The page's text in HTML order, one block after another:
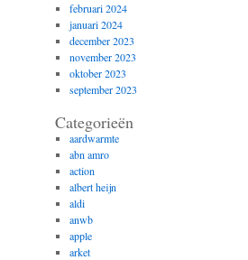
februari 2024
januari 2024
december 2023
november 2023
oktober 2023
september 2023
Categorieën
aardwarmte
abn amro
action
albert heijn
aldi
anwb
apple
arket